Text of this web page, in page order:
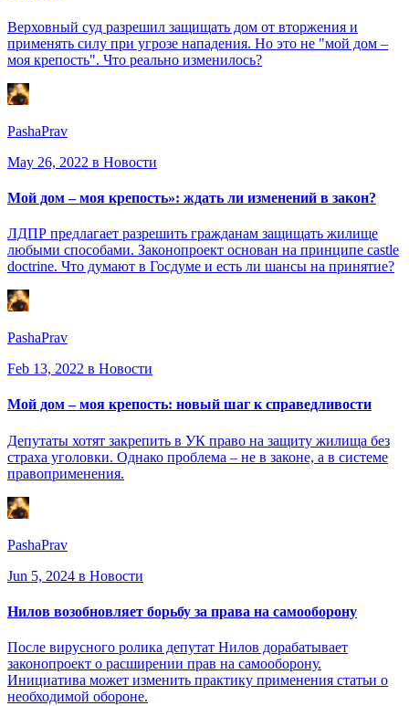
Верховный суд разрешил защищать дом от вторжения и
применять силу при угрозе нападения. Но это не "мой дом –
моя крепость". Что реально изменилось?
PashaPrav
May 26, 2022 в Новости
Мой дом – моя крепость»: ждать ли изменений в закон?
ЛДПР предлагает разрешить гражданам защищать жилище
любыми способами. Законопроект основан на принципе castle
doctrine. Что думают в Госдуме и есть ли шансы на принятие?
PashaPrav
Feb 13, 2022 в Новости
Мой дом – моя крепость: новый шаг к справедливости
Депутаты хотят закрепить в УК право на защиту жилища без
страха уголовки. Однако проблема – не в законе, а в системе
правоприменения.
PashaPrav
Jun 5, 2024 в Новости
Нилов возобновляет борьбу за права на самооборону
После вирусного ролика депутат Нилов дорабатывает
законопроект о расширении прав на самооборону.
Инициатива может изменить практику применения статьи о
необходимой обороне.